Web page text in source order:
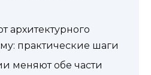
архитектурного
практические шаги
меняют обе части